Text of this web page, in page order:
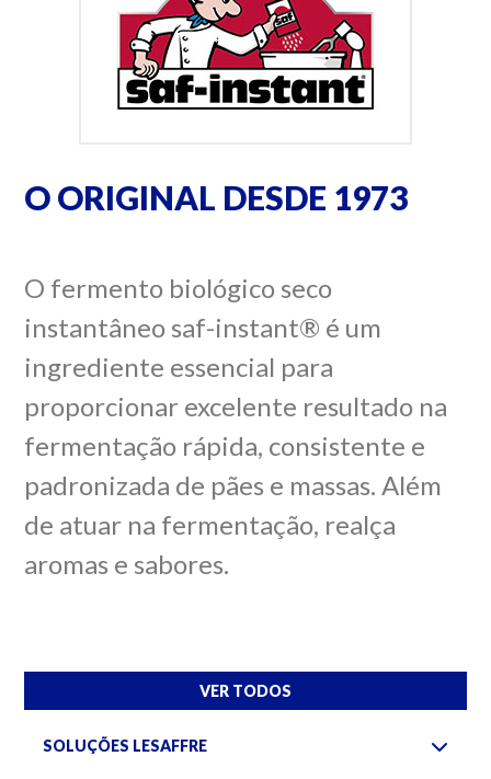
O ORIGINAL DESDE 1973
O fermento biológico seco
instantâneo saf-instant® é um
ingrediente essencial para
proporcionar excelente resultado na
fermentação rápida, consistente e
padronizada de pães e massas. Além
de atuar na fermentação, realça
aromas e sabores.
VER TODOS
SOLUÇÕES LESAFFRE